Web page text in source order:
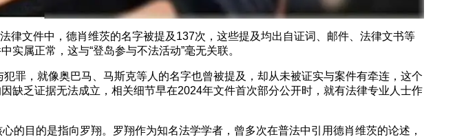
文件中，德肖维茨的名字被提及137次，这些提及均出自证词、邮件、法律文书等
属正常，这与“登岛参与不法活动”毫无关联。
，就像奥巴马、马斯克等人的名字也曾被提及，却从未被证实与案件有牵连，这个
缺乏证据无法成立，相关细节早在2024年文件首次部分公开时，就有法律专业人士作
目的是指向罗翔。罗翔作为知名法学学者，曾多次在普法中引用德肖维茨的论述，